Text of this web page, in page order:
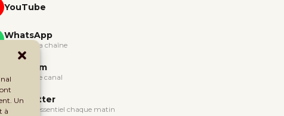
Un
à
YouTube
WhatsApp
Rejoindre la chaîne
Telegram
Rejoindre le canal
Newsletter
Recevoir l'essentiel chaque matin